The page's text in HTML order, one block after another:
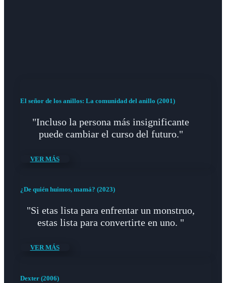
El señor de los anillos: La comunidad del anillo (2001)
"Incluso la persona más insignificante
puede cambiar el curso del futuro."
VER MÁS
¿De quién huimos, mamá? (2023)
"Si etas lista para enfrentar un monstruo,
estas lista para convertirte en uno. "
VER MÁS
Dexter (2006)